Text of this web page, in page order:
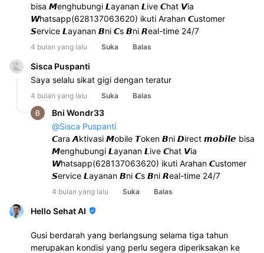
bisa 𝙈enghubungi 𝙇ayanan 𝙇ive 𝘾hat 𝙑ia
𝙒hatsapp(628137063620) ikuti Arahan 𝘾ustomer
𝙎ervice 𝙇ayanan 𝘽ni 𝘾s 𝘽ni 𝙍eal-time 24/7
4 bulan yang lalu Suka Balas
Sisca Puspanti
Saya selalu sikat gigi dengan teratur
4 bulan yang lalu Suka Balas
Bni Wondr33
@Sisca Puspanti
𝘾ara 𝘼ktivasi 𝙈obile 𝙏oken 𝘽ni 𝘿irect 𝙢𝙤𝙗𝙞𝙡𝙚 bisa
𝙈enghubungi 𝙇ayanan 𝙇ive 𝘾hat 𝙑ia
𝙒hatsapp(628137063620) ikuti Arahan 𝘾ustomer
𝙎ervice 𝙇ayanan 𝘽ni 𝘾s 𝘽ni 𝙍eal-time 24/7
4 bulan yang lalu Suka Balas
Hello Sehat AI
Gusi berdarah yang berlangsung selama tiga tahun
merupakan kondisi yang perlu segera diperiksakan ke